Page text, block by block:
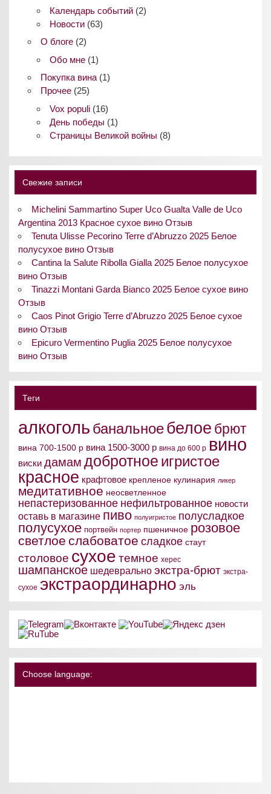
Календарь событий(2)
Новости(63)
О блоге(2)
Обо мне(1)
Покупка вина(1)
Прочее(25)
Vox populi(16)
День победы (1)
Страницы Великой войны (8)
Свежие записи
Michelini Sammartino Super Uco Gualta Valle de Uco
Argentina 2013 Красное сухое вино Отзыв
Tenuta Ulisse Pecorino Terre d’Abruzzo 2025 Белое
полусухое вино Отзыв
Cantina la Salute Ribolla Gialla 2025 Белое полусухое
вино Отзыв
Tinazzi Montani Garda Bianco 2025 Белое сухое вино
Отзыв
Caos Pinot Grigio Terre d’Abruzzo 2025 Белое сухое
вино Отзыв
Epicuro Vermentino Puglia 2025 Белое полусухое
вино Отзыв
Теги
алкоголь банальноебелое брют
вина 700-1500 р вина 1500-3000 р вина до 600 р вино
виски дамам добротное игристое
красное крафтовое крепленое кулинария ликер
медитативное неосветленное
непастеризованное нефильтрованное новости
оставь в магазине пиво полуигристое полусладкое
полусухое портвейн портер пшеничное розовое
светлое слабоватое сладкое стаут
столовое сухое темное херес
шампанское шедеврально экстра-брют экстра-
сухое экстраординарно эль
Choose language: